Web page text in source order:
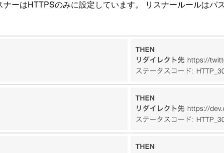
ーはHTTPSのみに設定しています。 リスナールールはパ